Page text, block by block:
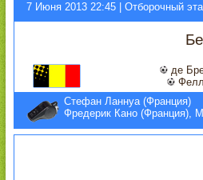
7 Июня 2013 22:45 | Отборочный
де
Стефан Ланнуа (Франция)
Фредерик Кано (Франция),